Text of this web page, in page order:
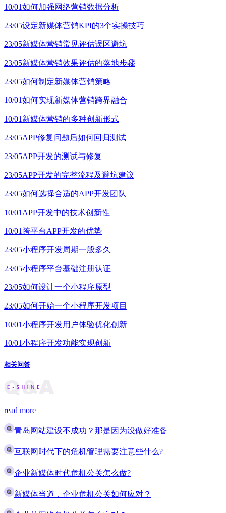
10/01如何加强网络营销数据分析
23/05设定新媒体营销KPI的3个实操技巧
23/05新媒体营销常见评估误区避坑
23/05新媒体营销效果评估的落地步骤
23/05如何制定新媒体营销策略
10/01如何实现新媒体营销跨界融合
10/01 新媒体营销的多种创新形式
23/05APP修复问题后如何回归测试
23/05APP开发的测试与修复
23/05APP开发的完整流程及避坑建议
23/05如何选择合适的APP开发团队
10/01 APP开发中的技术创新性
10/01 跨平台APP开发的优势
23/05小程序开发周期一般多久
23/05小程序平台基础注册认证
23/05如何设计一个小程序原型
23/05如何开始一个小程序开发项目
10/01小程序开发用户体验优化创新
10/01小程序开发功能实现创新
相关问答
read more
青岛网站建设不成功？那是因为没做好准备
互联网时代下的危机管理需要注意些什么?
企业新媒体时代危机公关怎么做?
新媒体当道，企业危机公关如何应对？